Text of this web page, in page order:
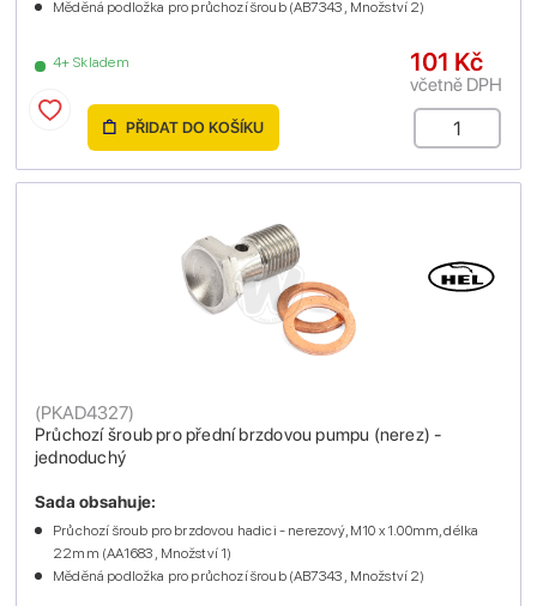
4+ Skladem
Měděná podložka pro průchozí šroub (AB7343 , Množství 2)
101 Kč
včetně DPH
PŘIDAT DO KOŠÍKU
Průchozí šroub pro přední brzdovou pumpu (nerez) -
jednoduchý
(PKAD4327)
Sada obsahuje:
Průchozí šroub pro brzdovou hadici - nerezový, M10 x 1.00mm, délka
22mm (AA1683 , Množství 1)
Měděná podložka pro průchozí šroub (AB7343 , Množství 2)